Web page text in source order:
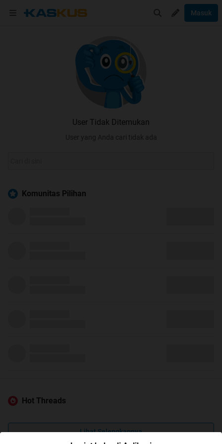
Masuk
User Tidak Ditemukan
User yang Anda cari tidak ada
Komunitas Pilihan
Hot Threads
Lihat Selengkapnya